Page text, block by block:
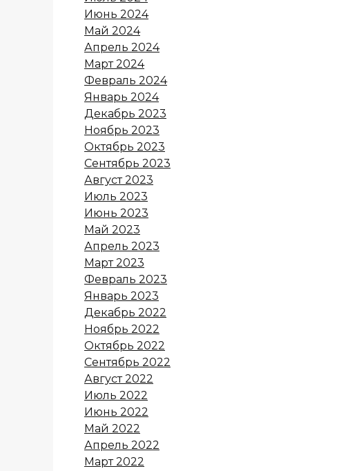
Июнь 2024
Май 2024
Апрель 2024
Март 2024
Февраль 2024
Январь 2024
Декабрь 2023
Ноябрь 2023
Октябрь 2023
Сентябрь 2023
Август 2023
Июль 2023
Июнь 2023
Май 2023
Апрель 2023
Март 2023
Февраль 2023
Январь 2023
Декабрь 2022
Ноябрь 2022
Октябрь 2022
Сентябрь 2022
Август 2022
Июль 2022
Июнь 2022
Май 2022
Апрель 2022
Март 2022